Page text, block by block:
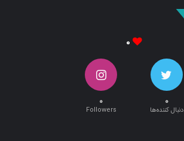
۰
۰
دنبال کننده‌ها
۰
Followers